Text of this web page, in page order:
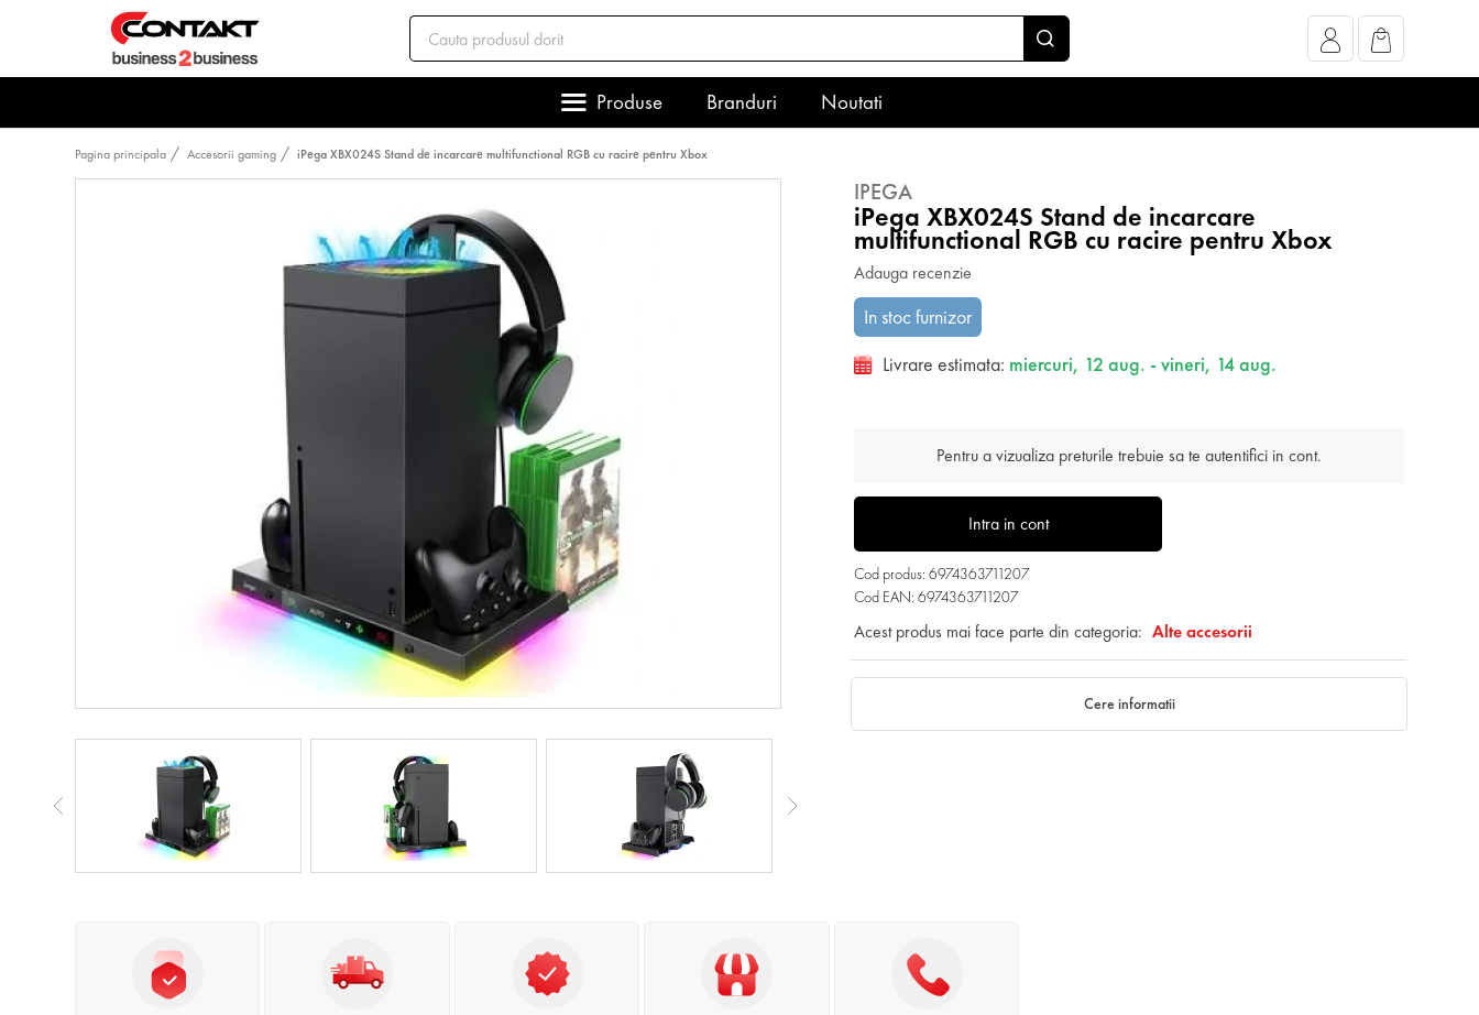
Produse Branduri Noutati
Pagina principala Accesorii gaming iPega XBX024S Stand de incarcare multifunctional RGB cu racire pentru Xbox
IPEGA
iPega XBX024S Stand de incarcare
multifunctional RGB cu racire pentru Xbox
Adauga recenzie
In stoc furnizor
Livrare estimata: miercuri, 12 aug. - vineri, 14 aug.
Pentru a vizualiza preturile trebuie sa te autentifici in cont.
Intra in cont
Cod produs: 6974363711207
Cod EAN: 6974363711207
Acest produs mai face parte din categoria: Alte accesorii
Cere informatii